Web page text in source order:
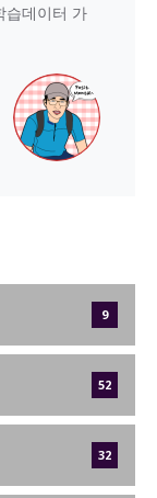
습데이터 가
9
52
32